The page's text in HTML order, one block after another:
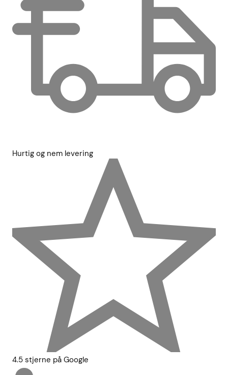
Hurtig og nem levering
4.5 stjerne på Google